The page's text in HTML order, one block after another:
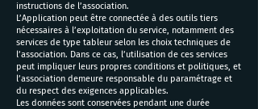
instructions de l’association.
L’Application peut être connectée à des outils tiers
nécessaires à l’exploitation du service, notamment des
services de type tableur selon les choix techniques de
l’association. Dans ce cas, l’utilisation de ces services
peut impliquer leurs propres conditions et politiques, et
l’association demeure responsable du paramétrage et
du respect des exigences applicables.
Les données sont conservées pendant une durée